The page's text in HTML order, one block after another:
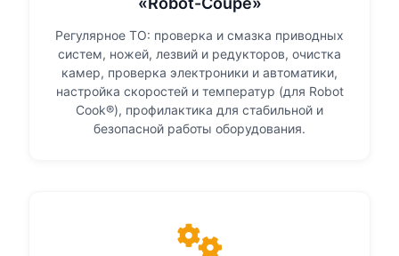
Регулярное ТО: проверка и смазка приводных
систем, ножей, лезвий и редукторов, очистка
камер, проверка электроники и автоматики,
настройка скоростей и температур (для Robot
Cook®), профилактика для стабильной и
безопасной работы оборудования.